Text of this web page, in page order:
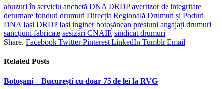
abuzuri în serviciu anchetă DNA DRDP avertizor de integritate
deturnare fonduri drumuri Direcția Regională Drumuri și Poduri
DNA Iași DRDP Iași inginer botoșănean presiuni angajați drumuri
sancțiuni fabricate sesizări CNAIR sindicat drumuri
Share. Facebook Twitter Pinterest LinkedIn Tumblr Email
Related Posts
Botoșani – București cu doar 75 de lei la RVG